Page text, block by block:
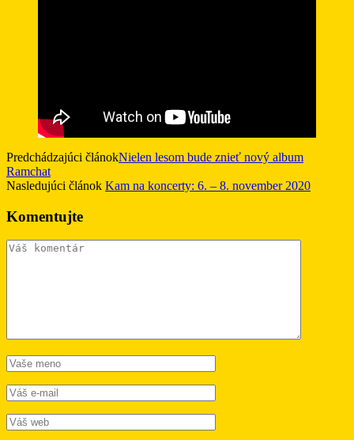
Predchádzajúci článokNielen lesom bude znieť nový album
Ramchat
Nasledujúci článok Kam na koncerty: 6. – 8. november 2020
Komentujte